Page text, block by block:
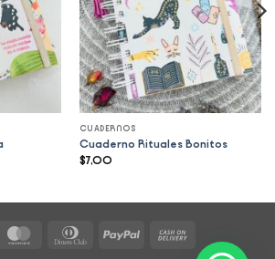
CUADERNOS
Cuaderno Rituales Bonitos
$7,00
MasterCardDinners
PayPal
On